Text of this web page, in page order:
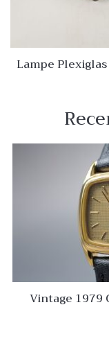
Lampe
Vintage 1979
Quartz